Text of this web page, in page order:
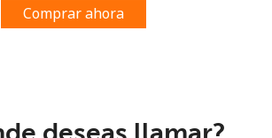
Comprar ahora